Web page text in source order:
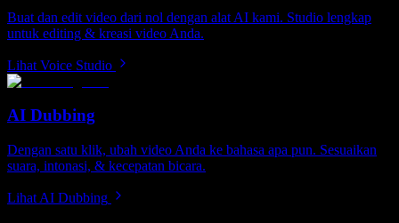
Buat dan edit video dari nol dengan alat AI kami. Studio lengkap
untuk editing & kreasi video Anda.
Lihat Voice Studio
AI Dubbing
Dengan satu klik, ubah video Anda ke bahasa apa pun. Sesuaikan
suara, intonasi, & kecepatan bicara.
Lihat AI Dubbing